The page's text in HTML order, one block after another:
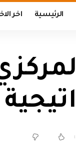
الرئيسية اخر